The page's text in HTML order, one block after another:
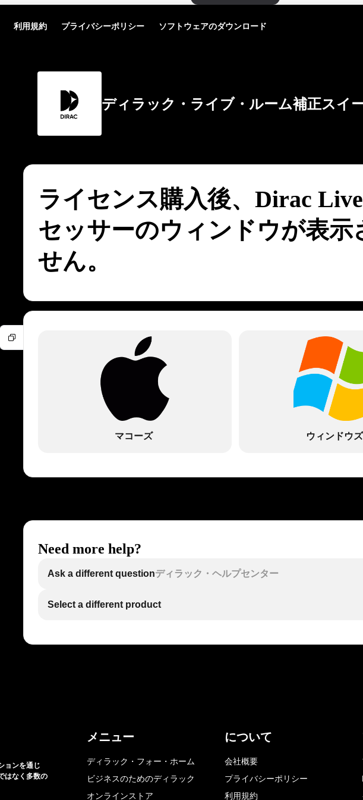
利用規約 プライバシーポリシー ソフトウェアのダウンロード
ディラック・ライブ・ルーム補正スイ
ライセンス購入後、Dirac
セッサーのウィンドウが表示
せん。
マコーズ ウィンドウズ
Need more help?
Ask a different questionディラック・ヘルプセンター
Select a different product
ョンを通じ
はなく多数の
メニュー
ディラック・フォー・ホーム
ビジネスのためのディラック
オンラインストア
について
会社概要
プライバシーポリシー
利用規約